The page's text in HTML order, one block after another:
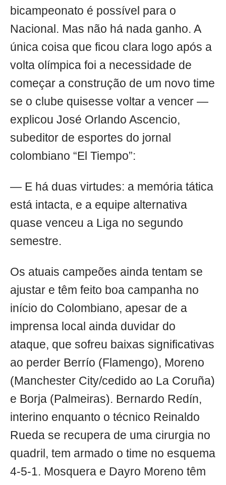
bicampeonato é possível para o
Nacional. Mas não há nada ganho. A
única coisa que ficou clara logo após a
volta olímpica foi a necessidade de
começar a construção de um novo time
se o clube quisesse voltar a vencer —
explicou José Orlando Ascencio,
subeditor de esportes do jornal
colombiano “El Tiempo”:
— E há duas virtudes: a memória tática
está intacta, e a equipe alternativa
quase venceu a Liga no segundo
semestre.
Os atuais campeões ainda tentam se
ajustar e têm feito boa campanha no
início do Colombiano, apesar de a
imprensa local ainda duvidar do
ataque, que sofreu baixas significativas
ao perder Berrío (Flamengo), Moreno
(Manchester City/cedido ao La Coruña)
e Borja (Palmeiras). Bernardo Redín,
interino enquanto o técnico Reinaldo
Rueda se recupera de uma cirurgia no
quadril, tem armado o time no esquema
4-5-1. Mosquera e Dayro Moreno têm